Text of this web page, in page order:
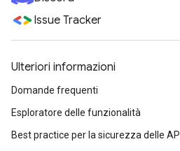
Issue Tracker
Ulteriori informazioni
Domande frequenti
Esploratore delle funzionalità
Best practice per la sicurezza delle API